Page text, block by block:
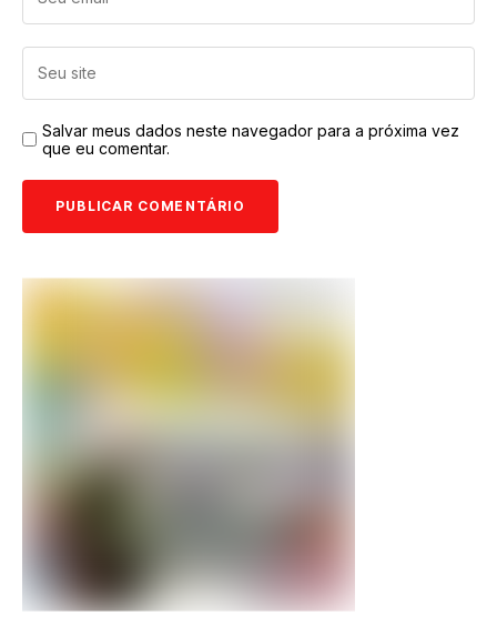
Salvar meus dados neste navegador para a próxima vez
que eu comentar.